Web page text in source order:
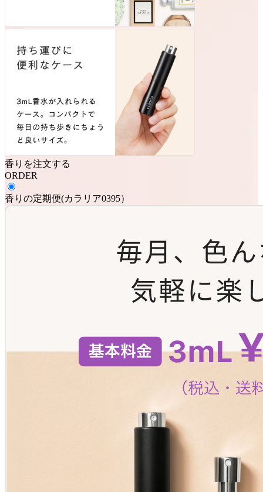
香りを注文する
ORDER
香りの定期便(カラリア0395）